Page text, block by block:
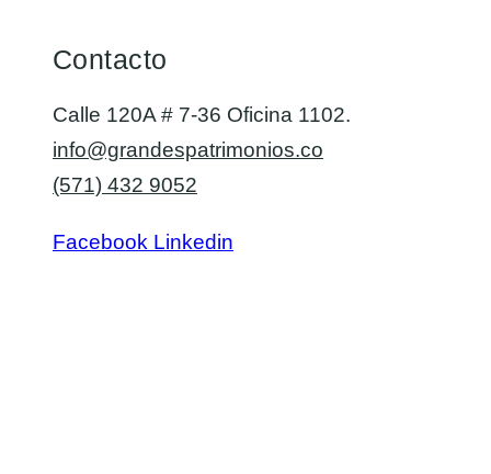
Contacto
Calle 120A # 7-36 Oficina 1102.
info@grandespatrimonios.co
(571) 432 9052
Facebook Linkedin